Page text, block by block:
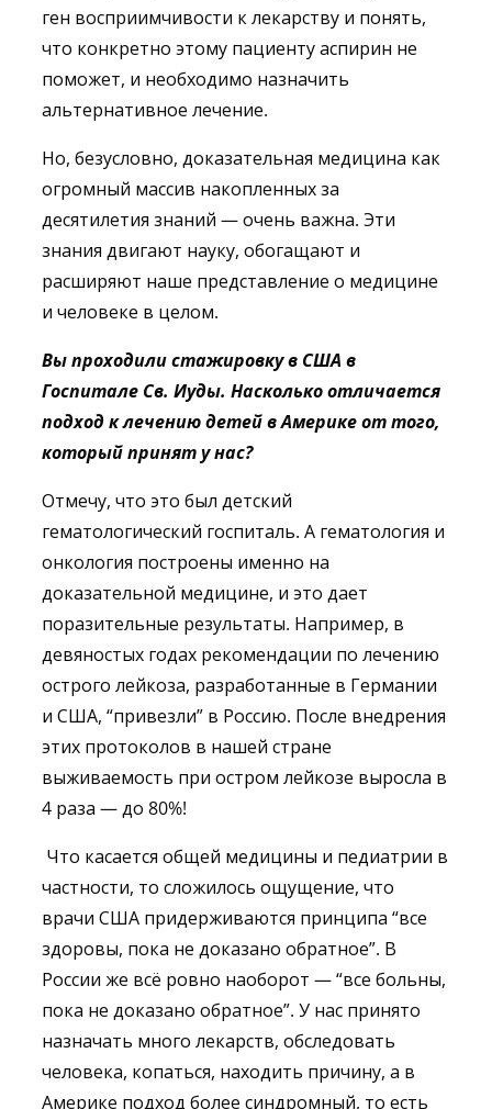
ген восприимчивости к лекарству и понять,
что конкретно этому пациенту аспирин не
поможет, и необходимо назначить
альтернативное лечение.
Но, безусловно, доказательная медицина как
огромный массив накопленных за
десятилетия знаний — очень важна. Эти
знания двигают науку, обогащают и
расширяют наше представление о медицине
и человеке в целом.
Вы проходили стажировку в США в
Госпитале Св. Иуды. Насколько отличается
подход к лечению детей в Америке от того,
который принят у нас?
Отмечу, что это был детский
гематологический госпиталь. А гематология и
онкология построены именно на
доказательной медицине, и это дает
поразительные результаты. Например, в
девяностых годах рекомендации по лечению
острого лейкоза, разработанные в Германии
и США, “привезли” в Россию. После внедрения
этих протоколов в нашей стране
выживаемость при остром лейкозе выросла в
4 раза — до 80%!
Что касается общей медицины и педиатрии в
частности, то сложилось ощущение, что
врачи США придерживаются принципа “все
здоровы, пока не доказано обратное”. В
России же всё ровно наоборот — “все больны,
пока не доказано обратное”. У нас принято
назначать много лекарств, обследовать
человека, копаться, находить причину, а в
Америке подход более синдромный, то есть